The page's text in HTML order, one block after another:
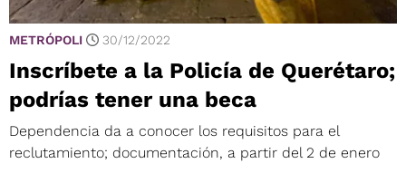
METRÓPOLI 30/12/2022
Inscríbete a la Policía de Querétaro;
podrías tener una beca
Dependencia da a conocer los requisitos para el
reclutamiento; documentación, a partir del 2 de enero